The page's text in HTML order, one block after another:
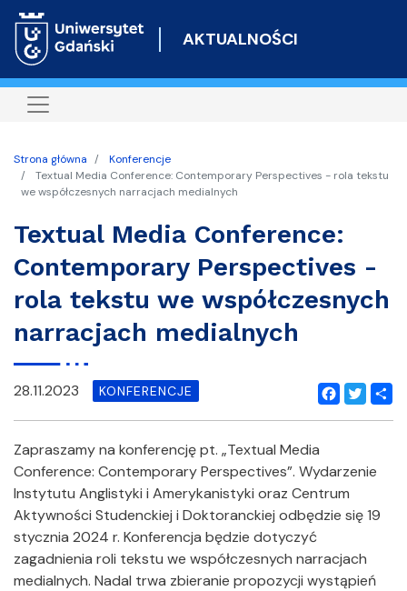
do
AKTUALNOŚCI
Strona główna
Konferencje
Textual Media Conference: Contemporary Perspectives - rola tekstu
we współczesnych narracjach medialnych
Textual Media Conference:
Contemporary Perspectives -
rola tekstu we współczesnych
narracjach medialnych
Facebook
Twitter
28.11.2023 KONFERENCJE
Zapraszamy na konferencję pt. „Textual Media
Conference: Contemporary Perspectives”. Wydarzenie
Instytutu Anglistyki i Amerykanistyki oraz Centrum
Aktywności Studenckiej i Doktoranckiej odbędzie się 19
stycznia 2024 r. Konferencja będzie dotyczyć
zagadnienia roli tekstu we współczesnych narracjach
medialnych. Nadal trwa zbieranie propozycji wystąpień